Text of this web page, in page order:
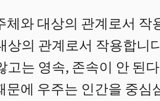
체와 대상의 관계로서
상의 관계로서 작용합니
고는 영속, 존속이 안 된
문에 우주는 인간을 중심